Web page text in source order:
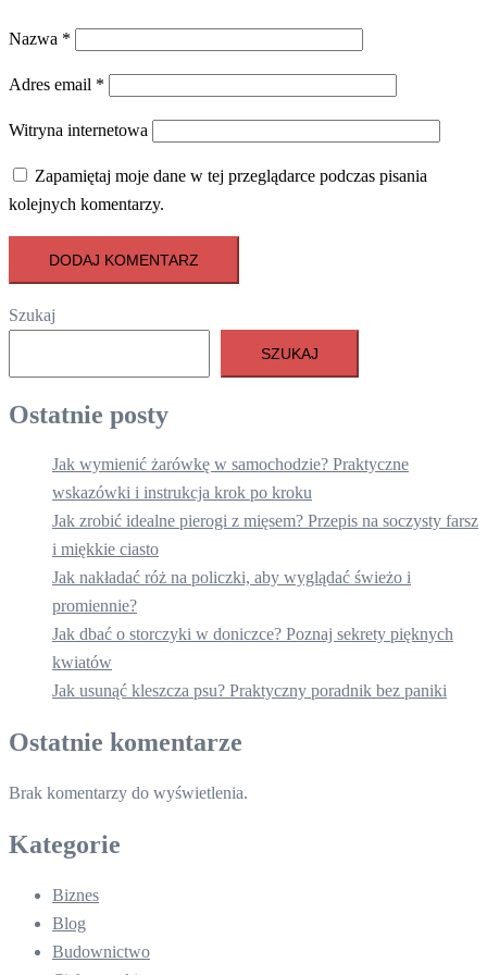
Nazwa *
Adres email *
Witryna internetowa
Zapamiętaj moje dane w tej przeglądarce podczas pisania
kolejnych komentarzy.
Szukaj
SZUKAJ
Ostatnie posty
Jak wymienić żarówkę w samochodzie? Praktyczne
wskazówki i instrukcja krok po kroku
Jak zrobić idealne pierogi z mięsem? Przepis na soczysty farsz
i miękkie ciasto
Jak nakładać róż na policzki, aby wyglądać świeżo i
promiennie?
Jak dbać o storczyki w doniczce? Poznaj sekrety pięknych
kwiatów
Jak usunąć kleszcza psu? Praktyczny poradnik bez paniki
Ostatnie komentarze
Brak komentarzy do wyświetlenia.
Kategorie
Biznes
Blog
Budownictwo